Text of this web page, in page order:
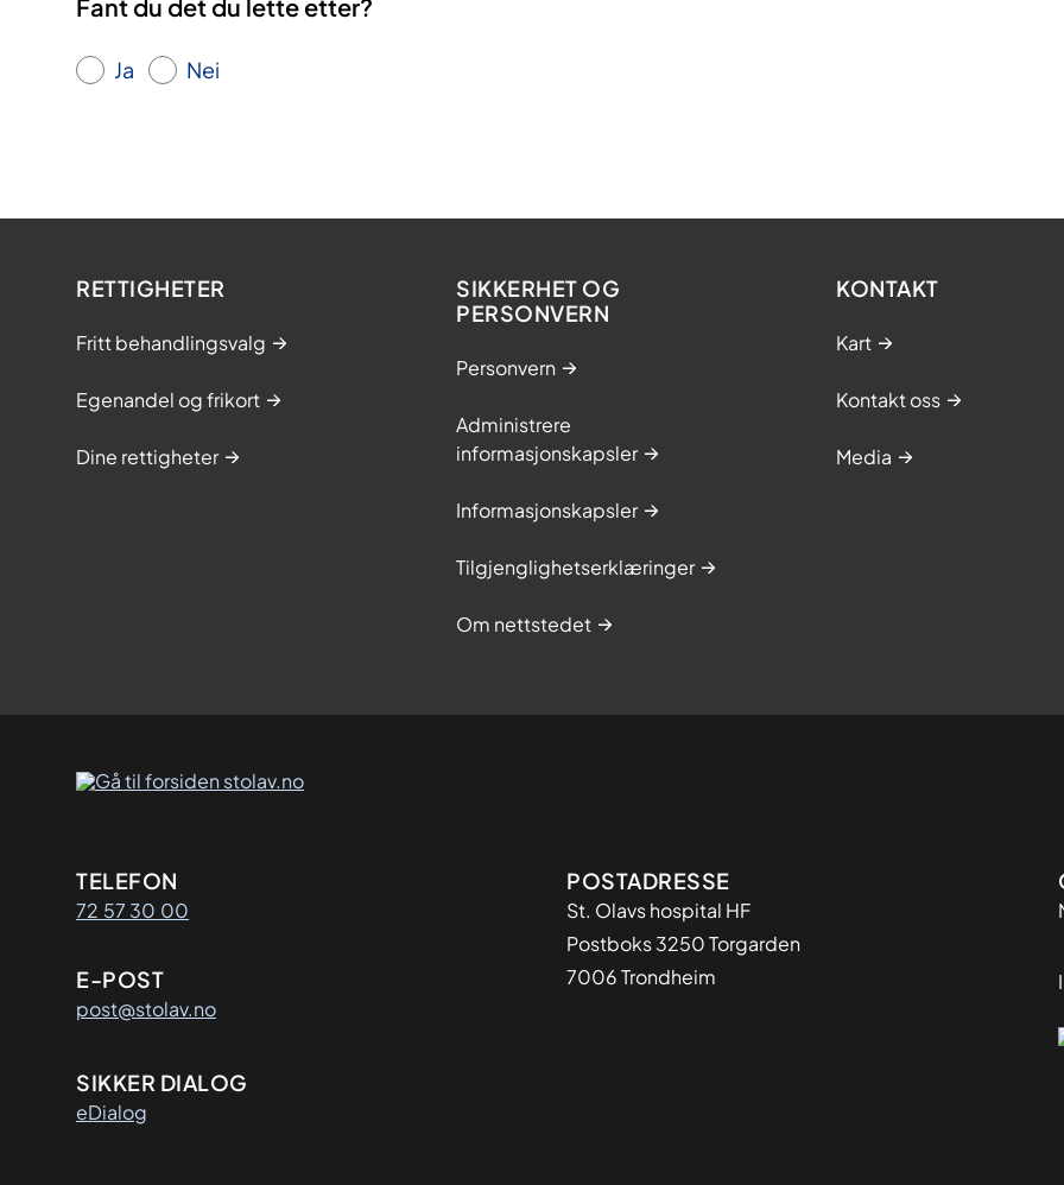
Fant du det du lette etter?
Ja Nei
RETTIGHETER
Fritt behandlingsvalg
Egenandel og frikort
Dine rettigheter
SIKKERHET OG
PERSONVERN
Personvern
Administrere
informasjonskapsler
Informasjonskapsler
Tilgjenglighetserklæringer
Om nettstedet
KONTAKT
Kart
Kontakt oss
Media
Kontaktinformasjon
TELEFON
72 57 30 00
E-POST
post@stolav.no
SIKKER DIALOG
eDialog
Adresse
POSTADRESSE
St. Olavs hospital HF
Postboks 3250 Torgarden
7006 Trondheim